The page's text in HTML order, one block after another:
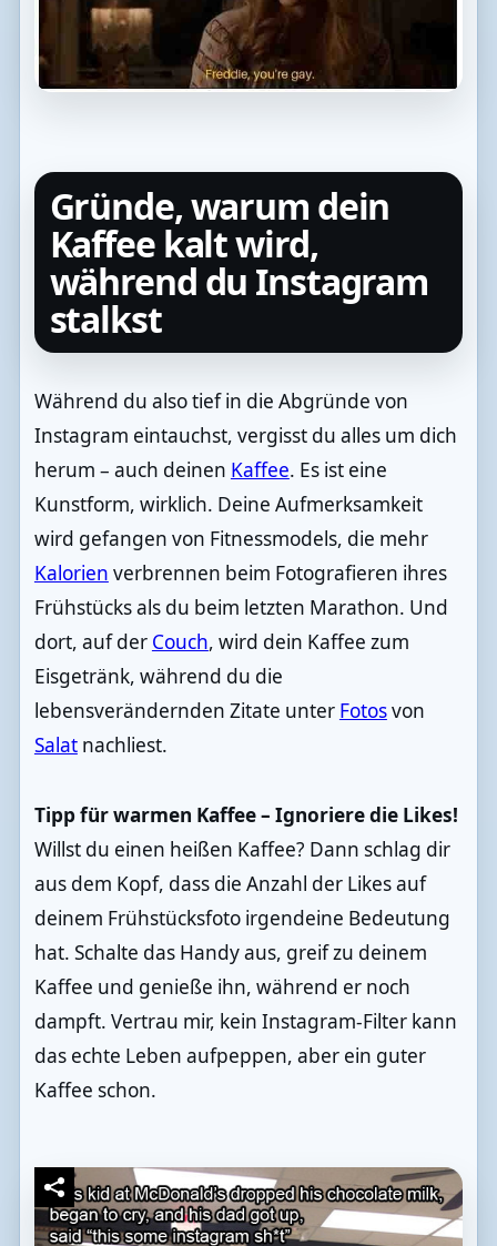
Gründe, warum dein
Kaffee kalt wird,
während du Instagram
stalkst
Während du also tief in die Abgründe von
Instagram eintauchst, vergisst du alles um dich
herum – auch deinen Kaffee. Es ist eine
Kunstform, wirklich. Deine Aufmerksamkeit
wird gefangen von Fitnessmodels, die mehr
Kalorien verbrennen beim Fotografieren ihres
Frühstücks als du beim letzten Marathon. Und
dort, auf der Couch, wird dein Kaffee zum
Eisgetränk, während du die
lebensverändernden Zitate unter Fotosvon
Salatnachliest.
Tipp für warmen Kaffee – Ignoriere die Likes!
Willst du einen heißen Kaffee? Dann schlag dir
aus dem Kopf, dass die Anzahl der Likes auf
deinem Frühstücksfoto irgendeine Bedeutung
hat. Schalte das Handy aus, greif zu deinem
Kaffee und genieße ihn, während er noch
dampft. Vertrau mir, kein Instagram-Filter kann
das echte Leben aufpeppen, aber ein guter
Kaffee schon.